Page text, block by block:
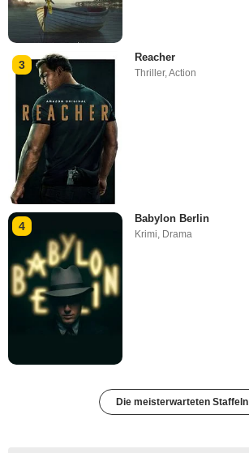
3
Reacher
Thriller,Action
4
Babylon Berlin
Krimi Drama
Die meisterwarteten Staffeln